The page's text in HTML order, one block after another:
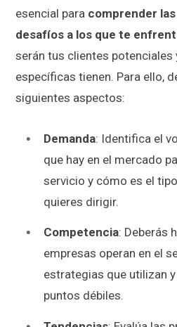
esencial para comprender
desafíos a los que te
serán tus clientes potenciales
específicas tienen. Para ello,
siguientes aspectos:
Demanda: Identifica el
que hay en el mercado
servicio y cómo es el
quieres dirigir.
Competencia: Deberás
empresas operan en el
estrategias que utilizan
puntos débiles.